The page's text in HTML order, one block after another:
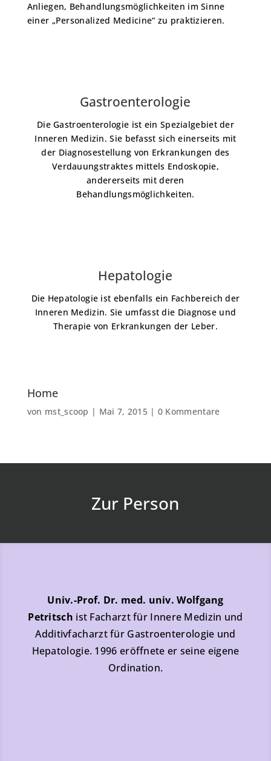
Anliegen, Behandlungsmöglichkeiten im Sinne
einer „Personalized Medicine“ zu praktizieren.
Gastroenterologie
Die Gastroenterologie ist ein Spezialgebiet der
Inneren Medizin. Sie befasst sich einerseits mit
der Diagnosestellung von Erkrankungen des
Verdauungstraktes mittels Endoskopie,
andererseits mit deren
Behandlungsmöglichkeiten.
Hepatologie
Die Hepatologie ist ebenfalls ein Fachbereich der
Inneren Medizin. Sie umfasst die Diagnose und
Therapie von Erkrankungen der Leber.
Home
von mst_scoop | Mai 7, 2015| 0 Kommentare
Zur Person
Univ.-Prof. Dr. med. univ. Wolfgang
Petritsch ist Facharzt für Innere Medizin und
Additivfacharzt für Gastroenterologie und
Hepatologie. 1996 eröffnete er seine eigene
Ordination.